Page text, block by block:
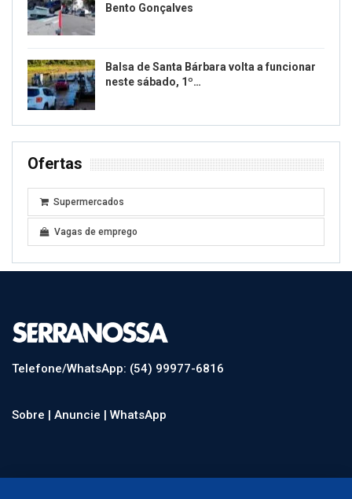
Bento Gonçalves
Balsa de Santa Bárbara volta a funcionar
neste sábado, 1º…
Ofertas
Supermercados
Vagas de emprego
Telefone/WhatsApp: (54) 99977-6816
Sobre | Anuncie | WhatsApp